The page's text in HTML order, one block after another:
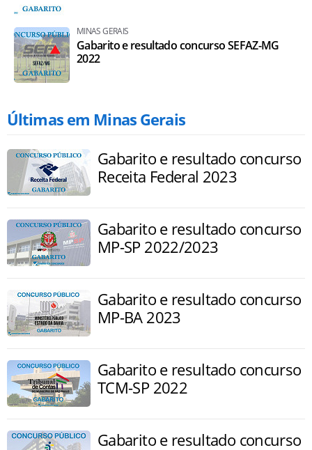
MINAS GERAIS
Gabarito e resultado concurso SEFAZ-MG
2022
Últimas em Minas Gerais
Gabarito e resultado concurso
Receita Federal 2023
Gabarito e resultado concurso
MP-SP 2022/2023
Gabarito e resultado concurso
MP-BA 2023
Gabarito e resultado concurso
TCM-SP 2022
Gabarito e resultado concurso